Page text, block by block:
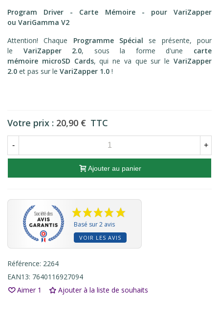
Program Driver - Carte Mémoire - pour VariZapper
ou VariGamma V2
Attention! Chaque Programme Spécial se présente, pour
le VariZapper 2.0, sous la forme d'une carte
mémoire microSD Cards, qui ne va que sur leVariZapper
2.0 et pas sur le VariZapper 1.0 !
Votre prix : 20,90 € TTC
- +
Ajouter au panier
Basé sur 2 avis
VOIR LES AVIS
Référence: 2264
EAN13: 7640116927094
Aimer 1 Ajouter à la liste de souhaits